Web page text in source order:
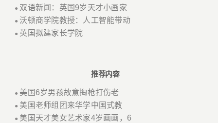
● 双语新闻：英国9岁天才小画家
● 沃顿商学院教授：人工智能带动
● 英国拟建家长学院
推荐内容
● 美国6岁男孩故意掏枪打伤老
● 美国老师组团来华学中国式教
● 美国天才美女艺术家4岁画画，6